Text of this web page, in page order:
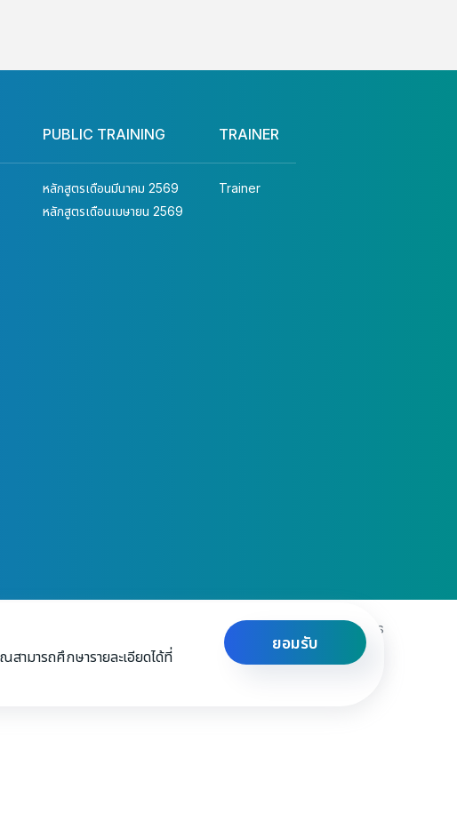
PUBLIC TRAINING
หลักสูตรเดือนมีนาคม 2569
หลักสูตรเดือนเมษายน 2569
TRAINER
Trainer
Privacy & Policy Terms and Conditions
ามารถศึกษารายละเอียดได้ที่
ยอมรับ